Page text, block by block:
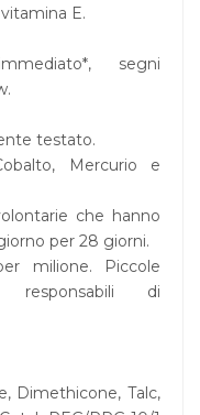
E.
segni
testato.
Mercurio e
che hanno
per 28 giorni.
milione. Piccole
responsabili di
Dimethicone, Talc,